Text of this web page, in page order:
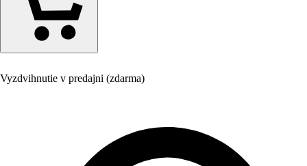
Vyzdvihnutie v predajni (zdarma)